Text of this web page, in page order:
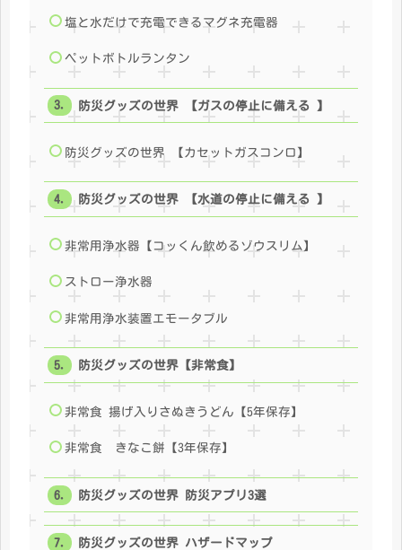
塩と水だけで充電できるマグネ充電器
ペットボトルランタン
防災グッズの世界 【ガスの停止に備える 】
防災グッズの世界 【カセットガスコンロ】
防災グッズの世界 【水道の停止に備える 】
非常用浄水器【コッくん飲めるゾウスリム】
ストロー浄水器
非常用浄水装置エモータブル
防災グッズの世界【非常食】
非常食 揚げ入りさぬきうどん【5年保存】
非常食 きなこ餅【3年保存】
防災グッズの世界 防災アプリ3選
防災グッズの世界 ハザードマップ